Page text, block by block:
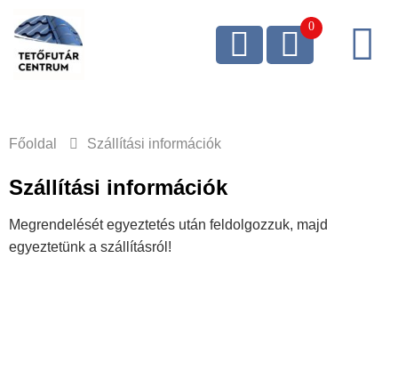
Főoldal Szállítási információk
Szállítási információk
Megrendelését egyeztetés után feldolgozzuk, majd
egyeztetünk a szállításról!